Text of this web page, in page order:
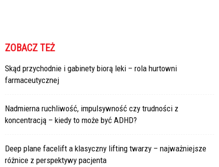
ZOBACZ TEŻ
Skąd przychodnie i gabinety biorą leki – rola hurtowni
farmaceutycznej
Nadmierna ruchliwość, impulsywność czy trudności z
koncentracją – kiedy to może być ADHD?
Deep plane facelift a klasyczny lifting twarzy – najważniejsze
różnice z perspektywy pacjenta